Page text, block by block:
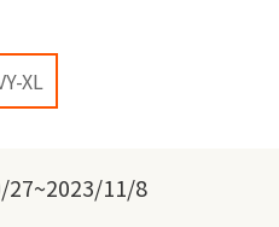
XL
27~2023/11/8